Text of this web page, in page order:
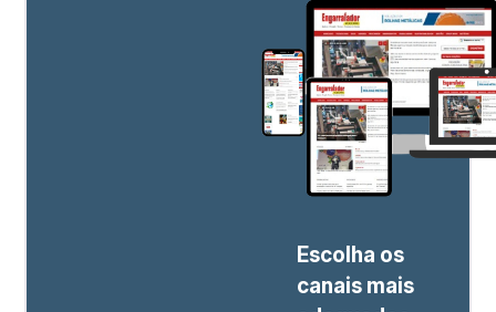
Escolha os
canais mais